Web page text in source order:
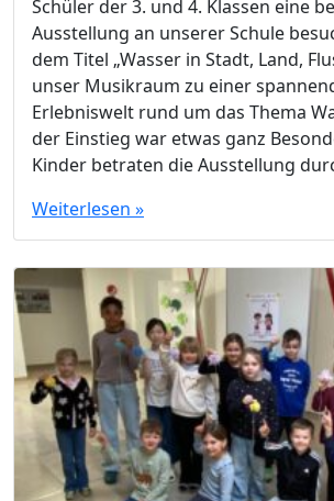
Schüler der 3. und 4. Klassen eine
Ausstellung an unserer Schule
dem Titel „Wasser in Stadt, Land,
unser Musikraum zu einer
Erlebniswelt rund um das Thema
der Einstieg war etwas ganz
Kinder betraten die Ausstellung
Weiterlesen »